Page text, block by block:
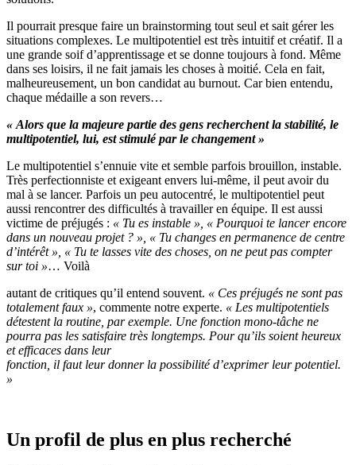
Il pourrait presque faire un brainstorming tout seul et sait gérer les
situations complexes. Le multipotentiel est très intuitif et créatif. Il a
une grande soif d’apprentissage et se donne toujours à fond. Même
dans ses loisirs, il ne fait jamais les choses à moitié. Cela en fait,
malheureusement, un bon candidat au burnout. Car bien entendu,
chaque médaille a son revers…
« Alors que la majeure partie des gens recherchent la stabilité, le
multipotentiel, lui, est stimulé par le changement »
Le multipotentiel s’ennuie vite et semble parfois brouillon, instable.
Très perfectionniste et exigeant envers lui-même, il peut avoir du
mal à se lancer. Parfois un peu autocentré, le multipotentiel peut
aussi rencontrer des difficultés à travailler en équipe. Il est aussi
victime de préjugés : « Tu es instable », « Pourquoi te lancer encore
dans un nouveau projet ? », « Tu changes en permanence de centre
d’intérêt », « Tu te lasses vite des choses, on ne peut pas compter
sur toi »… Voilà
autant de critiques qu’il entend souvent. « Ces préjugés ne sont pas
totalement faux », commente notre experte. « Les multipotentiels
détestent la routine, par exemple. Une fonction mono-tâche ne
pourra pas les satisfaire très longtemps. Pour qu’ils soient heureux
et efficaces dans leur
fonction, il faut leur donner la possibilité d’exprimer leur potentiel.
»
Un profil de plus en plus recherché